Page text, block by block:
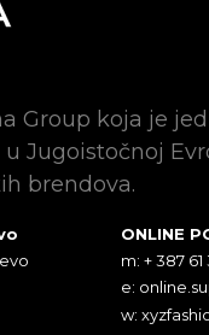
Group koja je
Jugoistočnoj
brendova.
ONLINE
m: + 387 61
e:
w: